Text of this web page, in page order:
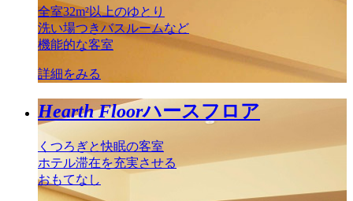
全室32m²以上のゆとり
洗い場つきバスルームなど
機能的な客室
詳細をみる
Hearth Floorハースフロア
くつろぎと快眠の客室
ホテル滞在を充実させる
おもてなし